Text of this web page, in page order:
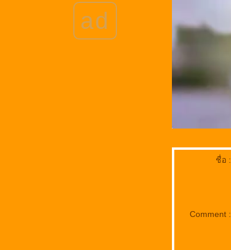
ของฝากจากสนามบินนาริตะ ตอนที่ 2
ของฝากจากสนามบินนาริตะ
ad
ชื่อ :
Comment :